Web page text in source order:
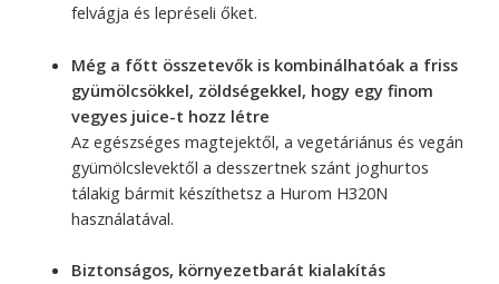
felvágja és lepréseli őket.
Még a főtt összetevők is kombinálhatóak a friss
gyümölcsökkel, zöldségekkel, hogy egy finom
vegyes juice-t hozz létre
Az egészséges magtejektől, a vegetáriánus és vegán
gyümölcslevektől a desszertnek szánt joghurtos
tálakig bármit készíthetsz a Hurom H320N
használatával.
Biztonságos, környezetbarát kialakítás